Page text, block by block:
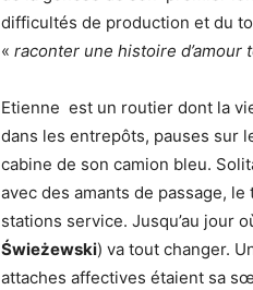
difficultés de production et du
« raconter une histoire d’amour
Etienne est un routier dont la
dans les entrepôts, pauses sur
cabine de son camion bleu.
avec des amants de passage,
stations service. Jusqu’au jour
Świeżewski) va tout changer.
attaches affectives étaient sa